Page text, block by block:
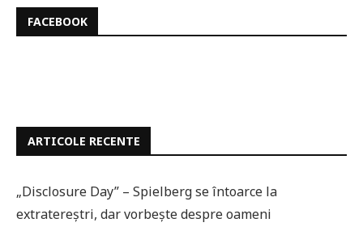
FACEBOOK
ARTICOLE RECENTE
„Disclosure Day” – Spielberg se întoarce la
extratereștri, dar vorbește despre oameni